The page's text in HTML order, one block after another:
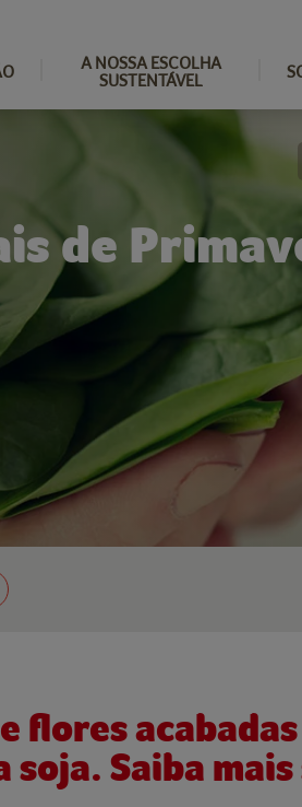
A NOSSA ESCOLHA
SUSTENTÁVEL
de
flores
Saiba mais